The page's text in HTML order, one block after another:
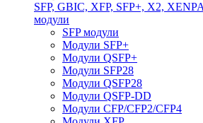
SFP, GBIC, XFP, SFP+, X2,
модули
SFP модули
Модули SFP+
Модули QSFP+
Модули SFP28
Модули QSFP28
Модули QSFP-DD
Модули CFP/CFP2/CFP4